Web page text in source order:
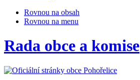
Rovnou na obsah
Rovnou na menu
Rada obce a komise